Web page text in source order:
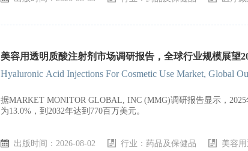
美容用透明质酸注射剂市场调研报告，全球行业规模展望
Hyaluronic Acid Injections For Cosmetic Use Market, Global
据MARKET MONITOR GLOBAL, INC (MMG)调研报告显示，
为13.0%，到2032年达到770百万美元。
出版时间：2026-08-02 行业：药品及保健品 美容